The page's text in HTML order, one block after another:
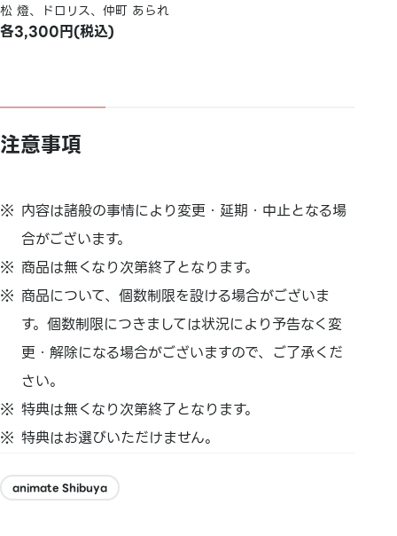
松 燈、ドロリス、仲町 あられ
各3,300円(税込)
注意事項
内容は諸般の事情により変更・延期・中止となる場
合がございます。
商品は無くなり次第終了となります。
商品について、個数制限を設ける場合がございま
す。個数制限につきましては状況により予告なく変
更・解除になる場合がございますので、ご了承くだ
さい。
特典は無くなり次第終了となります。
特典はお選びいただけません。
animate Shibuya